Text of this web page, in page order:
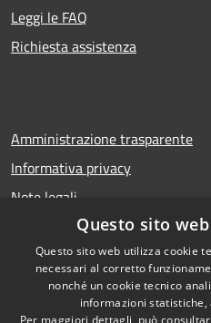
Leggi le FAQ
Richiesta assistenza
Amministrazione trasparente
Informativa privacy
Note legali
Dichiarazione di accessibilità
Questo sito
Questo sito web utilizza cookie
necessari al corretto
nonché un cookie tecnico
informazioni
Per maggiori dettagli, può